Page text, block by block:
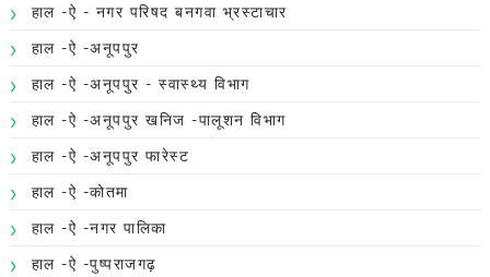
हाल -ऐ - नगर परिषद बनगवा भ्रस्टाचार
हाल -ऐ -अनूपपुर
हाल -ऐ -अनूपपुर - स्वास्थ्य विभाग
हाल -ऐ -अनूपपुर खनिज -पालूशन विभाग
हाल -ऐ -अनूपपुर फारेस्ट
हाल -ऐ -कोतमा
हाल -ऐ -नगर पालिका
हाल -ऐ -पुष्पराजगढ़